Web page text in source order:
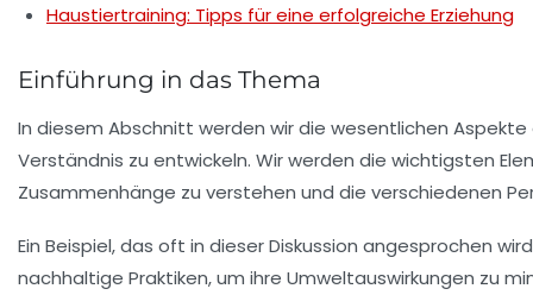
Haustiertraining: Tipps für eine erfolgreiche Erziehung
Einführung in das Thema
In diesem Abschnitt werden wir die wesentlichen
Verständnis zu entwickeln. Wir werden die wichtigsten
Zusammenhänge zu verstehen und die verschiedenen
Ein Beispiel, das oft in dieser Diskussion angesprochen
nachhaltige Praktiken, um ihre Umweltauswirkungen zu